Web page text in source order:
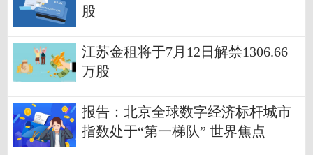
股
江苏金租将于7月12日解禁1306.66
万股
报告：北京全球数字经济标杆城市
指数处于“第一梯队” 世界焦点